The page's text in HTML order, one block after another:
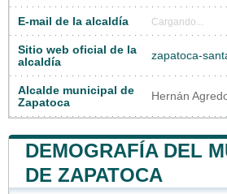
E-mail de la alcaldía Cargando...
Sitio web oficial de la
alcaldía
zapatoca-
Alcalde municipal de
Zapatoca
Hernán
DEMOGRAFÍA DEL
DE ZAPATOCA